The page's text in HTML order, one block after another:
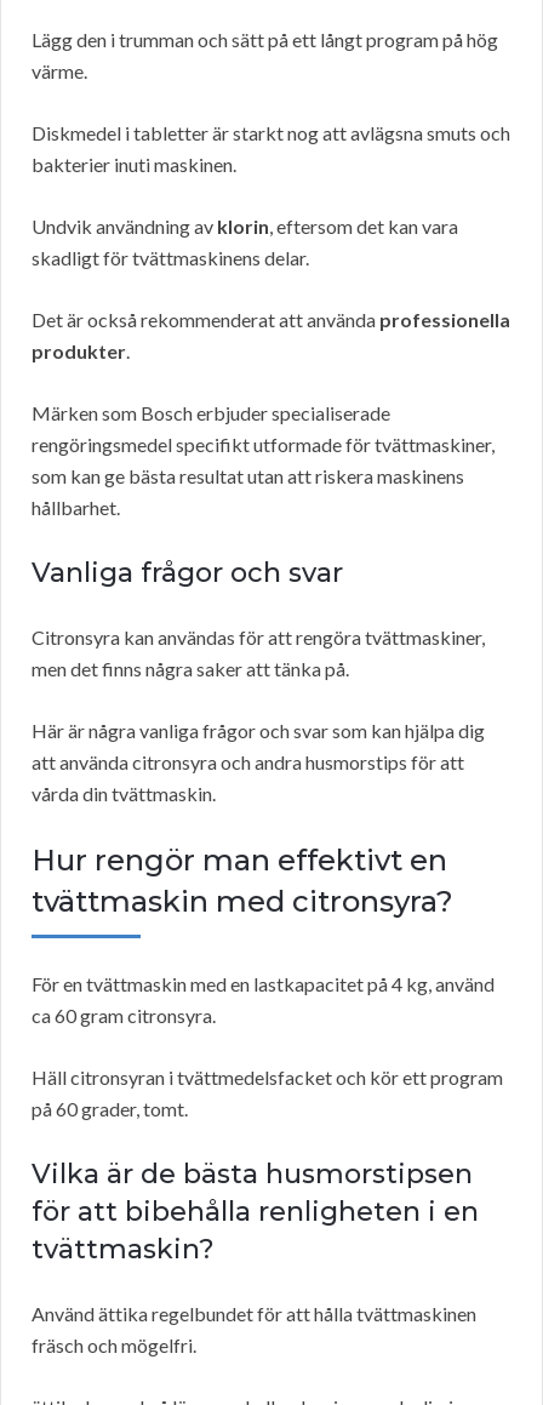
Lägg den i trumman och sätt på ett långt program på hög
värme.
Diskmedel i tabletter är starkt nog att avlägsna smuts och
bakterier inuti maskinen.
Undvik användning av klorin, eftersom det kan vara
skadligt för tvättmaskinens delar.
Det är också rekommenderat att använda professionella
produkter.
Märken som Bosch erbjuder specialiserade
rengöringsmedel specifikt utformade för tvättmaskiner,
som kan ge bästa resultat utan att riskera maskinens
hållbarhet.
Vanliga frågor och svar
Citronsyra kan användas för att rengöra tvättmaskiner,
men det finns några saker att tänka på.
Här är några vanliga frågor och svar som kan hjälpa dig
att använda citronsyra och andra husmorstips för att
vårda din tvättmaskin.
Hur rengör man effektivt en
tvättmaskin med citronsyra?
För en tvättmaskin med en lastkapacitet på 4 kg, använd
ca 60 gram citronsyra.
Häll citronsyran i tvättmedelsfacket och kör ett program
på 60 grader, tomt.
Vilka är de bästa husmorstipsen
för att bibehålla renligheten i en
tvättmaskin?
Använd ättika regelbundet för att hålla tvättmaskinen
fräsch och mögelfri.